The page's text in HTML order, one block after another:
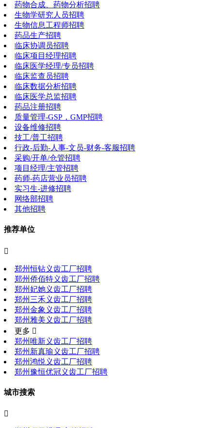
药物合成、药物分析招聘
生物学研究人员招聘
生物信息工程师招聘
药品生产招聘
临床协调员招聘
临床项目经理招聘
临床医学经理/专员招聘
临床监查员招聘
临床数据分析招聘
临床医学总监招聘
药品注册招聘
质量管理-GSP，GMP招聘
设备维修招聘
技工/普工招聘
行政-后勤-人事-文员-财务-客服招聘
采购/开单/仓管招聘
项目经理/主管招聘
药师-药店营业员招聘
实习生-进修招聘
网络部招聘
其他招聘
推荐单位

郑州恒钻义齿工厂招聘
郑州侨佰特义齿工厂招聘
郑州妃她义齿工厂招聘
郑州三禾义齿工厂招聘
郑州金象义齿工厂招聘
郑州雅美义齿工厂招聘
更多 
郑州唯新义齿工厂招聘
郑州新真瑜义齿工厂招聘
郑州鸿悦义齿工厂招聘
郑州豫恒优冠义齿工厂招聘
城市搜索
